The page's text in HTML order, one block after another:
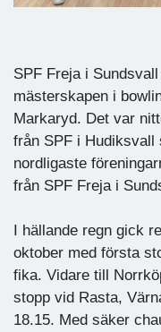
SPF Freja i
mästerskapen i
Markaryd. Det var
från SPF i Hudiksvall
nordligaste
från SPF Freja i
I hällande regn gick
oktober med första
fika. Vidare till
stopp vid Rasta,
18.15. Med säker